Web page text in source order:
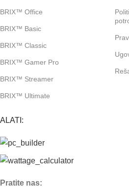
BRIX™ Office
BRIX™ Basic
BRIX™ Classic
BRIX™ Gamer Pro
BRIX™ Streamer
BRIX™ Ultimate
ALATI:
Pratite nas: